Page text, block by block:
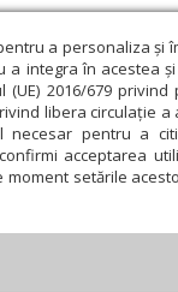
a personaliza și
integra în acestea
2016/679
libera circulație
pentru a
acceptarea
setările
Educaţie și